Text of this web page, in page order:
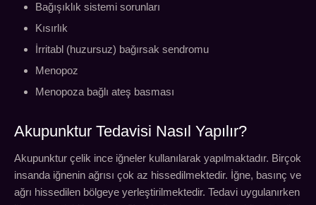
Bağışıklık sistemi sorunları
Kısırlık
İrritabl (huzursuz) bağırsak sendromu
Menopoz
Menopoza bağlı ateş basması
Akupunktur Tedavisi Nasıl Yapılır?
Akupunktur çelik ince iğneler kullanılarak yapılmaktadır. Birçok
insanda iğnenin ağrısı çok az hissedilmektedir. İğne, basınç ve
ağrı hissedilen bölgeye yerleştirilmektedir. Tedavi uygulanırken